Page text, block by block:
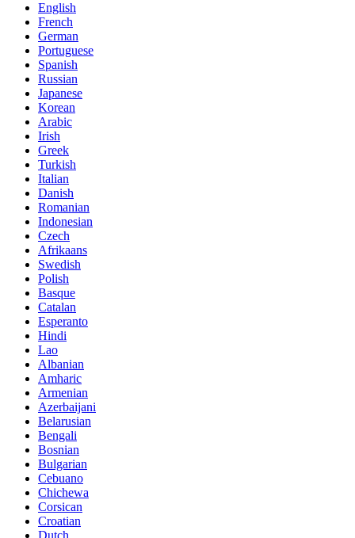
English
French
German
Portuguese
Spanish
Russian
Japanese
Korean
Arabic
Irish
Greek
Turkish
Italian
Danish
Romanian
Indonesian
Czech
Afrikaans
Swedish
Polish
Basque
Catalan
Esperanto
Hindi
Lao
Albanian
Amharic
Armenian
Azerbaijani
Belarusian
Bengali
Bosnian
Bulgarian
Cebuano
Chichewa
Corsican
Croatian